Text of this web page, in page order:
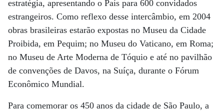
estratégia, apresentando o País para 600 convidados
estrangeiros. Como reflexo desse intercâmbio, em 2004
obras brasileiras estarão expostas no Museu da Cidade
Proibida, em Pequim; no Museu do Vaticano, em Roma;
no Museu de Arte Moderna de Tóquio e até no pavilhão
de convenções de Davos, na Suíça, durante o Fórum
Econômico Mundial.
Para comemorar os 450 anos da cidade de São Paulo, a